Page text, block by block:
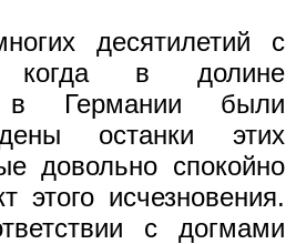
десятилетий с
когда в долине
в Германии были
останки этих
довольно спокойно
этого исчезновения.
с догмами